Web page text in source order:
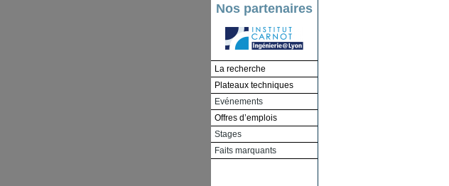
Nos partenaires
La recherche
Plateaux techniques
Evénements
Offres d’emplois
Stages
Faits marquants